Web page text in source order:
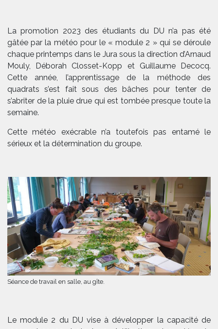
La promotion 2023 des étudiants du DU n’a pas été
gâtée par la météo pour le « module 2 » qui se déroule
chaque printemps dans le Jura sous la direction d’Arnaud
Mouly, Déborah Closset-Kopp et Guillaume Decocq.
Cette année, l’apprentissage de la méthode des
quadrats s’est fait sous des bâches pour tenter de
s’abriter de la pluie drue qui est tombée presque toute la
semaine.
Cette météo exécrable n’a toutefois pas entamé le
sérieux et la détermination du groupe.
Séance de travail en salle, au gîte.
Le module 2 du DU vise à développer la capacité de